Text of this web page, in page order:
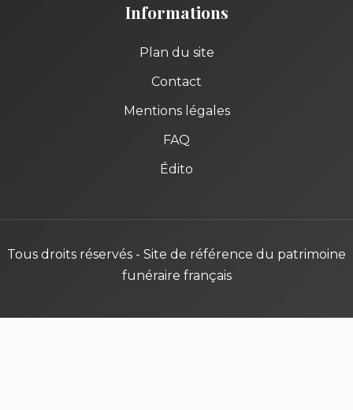
Informations
Plan du site
Contact
Mentions légales
FAQ
Édito
Tous droits réservés - Site de référence du patrimoine
funéraire français